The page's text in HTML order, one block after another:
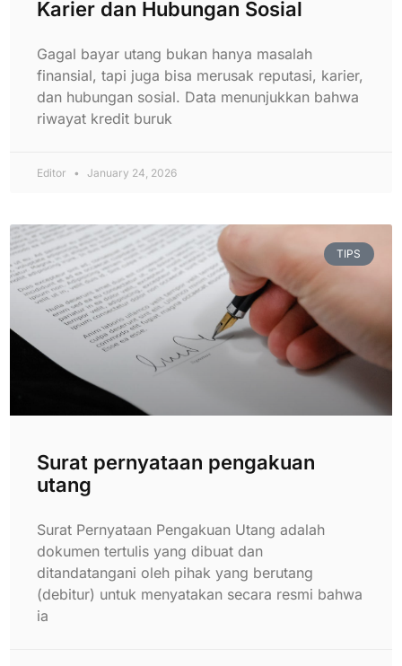
Karier dan Hubungan Sosial
Gagal bayar utang bukan hanya masalah
finansial, tapi juga bisa merusak reputasi, karier,
dan hubungan sosial. Data menunjukkan bahwa
riwayat kredit buruk
Editor January 24, 2026
TIPS
Surat pernyataan pengakuan
utang
Surat Pernyataan Pengakuan Utang adalah
dokumen tertulis yang dibuat dan
ditandatangani oleh pihak yang berutang
(debitur) untuk menyatakan secara resmi bahwa
ia